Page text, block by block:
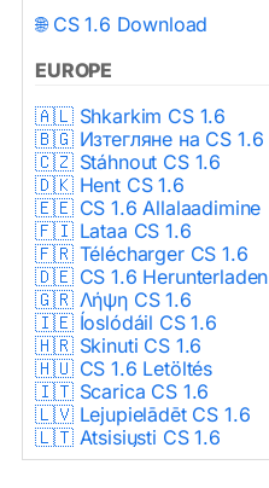
🌐 CS 1.6 Download
EUROPE
🇦🇱 Shkarkim CS 1.6
🇧🇬 Изтегляне на CS 1.6
🇨🇿 Stáhnout CS 1.6
🇩🇰 Hent CS 1.6
🇪🇪 CS 1.6 Allalaadimine
🇫🇮 Lataa CS 1.6
🇫🇷 Télécharger CS 1.6
🇩🇪 CS 1.6 Herunterladen
🇬🇷 Λήψη CS 1.6
🇮🇪 Íoslódáil CS 1.6
🇭🇷 Skinuti CS 1.6
🇭🇺 CS 1.6 Letöltés
🇮🇹 Scarica CS 1.6
🇱🇻 Lejupielādēt CS 1.6
🇱🇹 Atsisiųsti CS 1.6
🇳🇱 CS 1.6 Downloaden